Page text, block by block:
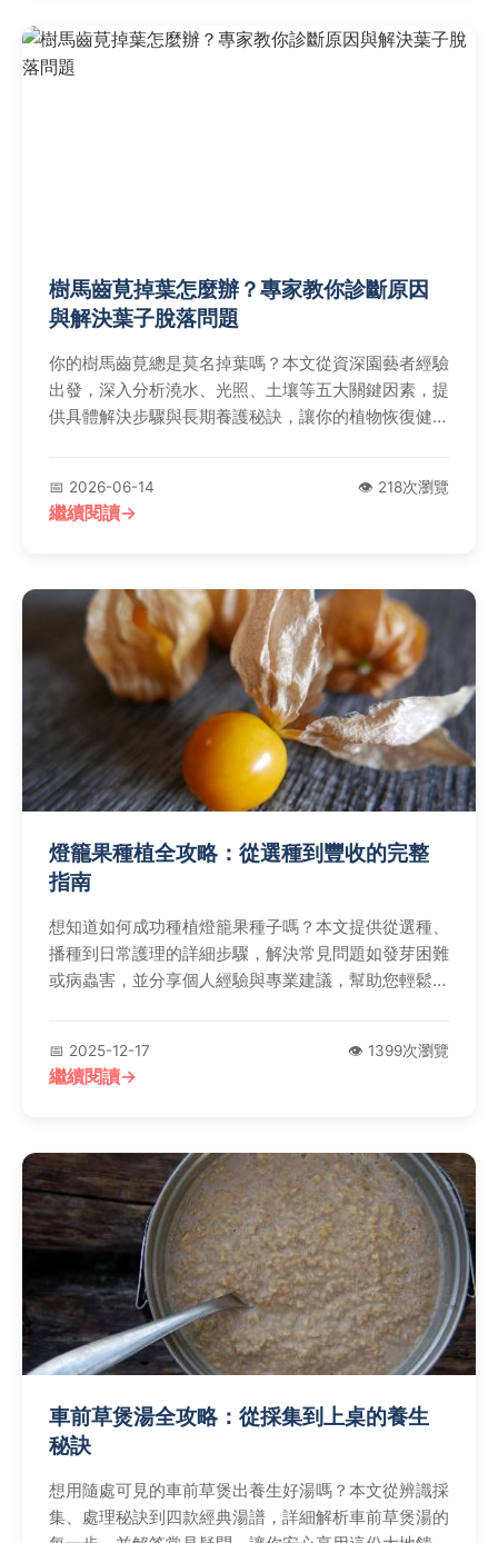
樹馬齒莧掉葉怎麼辦？專家教你診斷原因
與解決葉子脫落問題
你的樹馬齒莧總是莫名掉葉嗎？本文從資深園藝者經驗
出發，深入分析澆水、光照、土壤等五大關鍵因素，提
供具體解決步驟與長期養護秘訣，讓你的植物恢復健康
📅 2026-06-14 👁️ 218次瀏覽
繼續閱讀
燈籠果種植全攻略：從選種到豐收的完整
指南
想知道如何成功種植燈籠果種子嗎？本文提供從選種、
播種到日常護理的詳細步驟，解決常見問題如發芽困難
或病蟲害，並分享個人經驗與專業建議，幫助您輕鬆在
📅 2025-12-17 👁️ 1399次瀏覽
繼續閱讀
車前草煲湯全攻略：從採集到上桌的養生
秘訣
想用隨處可見的車前草煲出養生好湯嗎？本文從辨識採
集、處理秘訣到四款經典湯譜，詳細解析車前草煲湯的